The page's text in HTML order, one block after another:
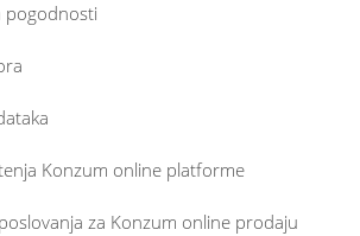
pogodnosti
Konzum online platforme
za Konzum online prodaju